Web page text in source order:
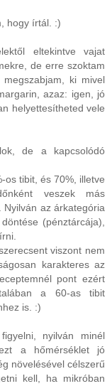
hogy írtál. :)
eltekintve vajat
de erre szoktam
ki mivel
azaz: igen, jó
helyettesítheted vele
de a kapcsolódó
os tibit, és 70%, illetve
veszek más
az árkategória
(pénztárcája),
viszont nem
karakteres az
pont ezért
a 60-as tibit
is. :)
nyilván minél
a hőmérséklet jó
növelésével célszerű
kell, ha mikróban